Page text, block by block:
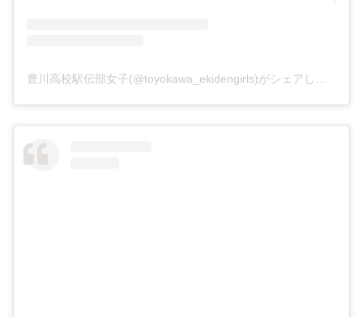
豊川高校駅伝部女子(@toyokawa_ekidengirls)がシェアした投稿